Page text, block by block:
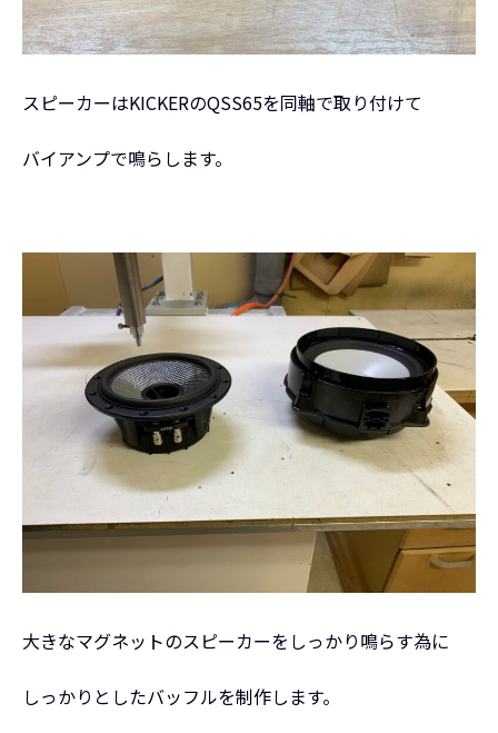
スピーカーはKICKERのQSS65を同軸で取り付けて
バイアンプで鳴らします。
大きなマグネットのスピーカーをしっかり鳴らす為に
しっかりとしたバッフルを制作します。